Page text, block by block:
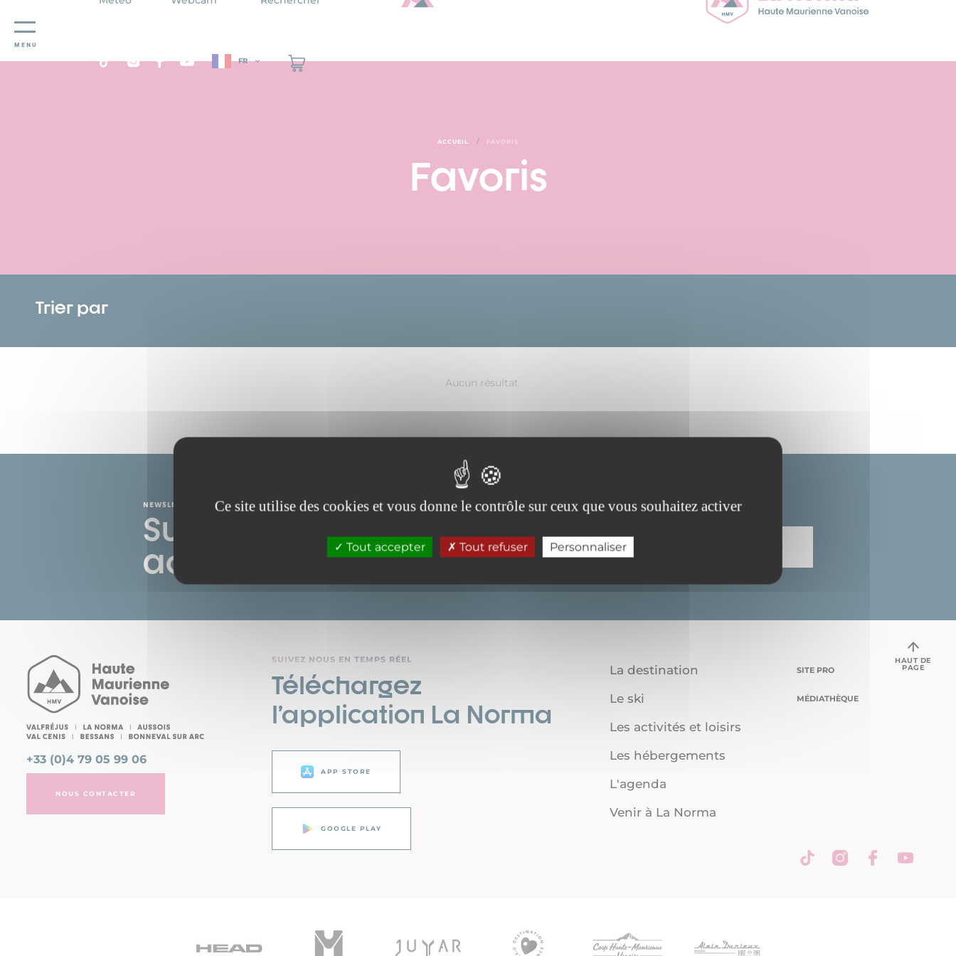
Panneau de gestion des cookies
Ce site utilise des cookies et vous donne le contrôle sur ceux que vous souhaitez activer
Tout accepter Tout refuser Personnaliser
MENU
FR
ACCUEIL / FAVORIS
Favoris
Trier par
Aucun résultat
NEWSLETTER
Suivez toutes nos
actualités
+33 (0)4 79 05 99 06
NOUS CONTACTER
SUIVEZ NOUS EN TEMPS RÉEL
Téléchargez
l’application La Norma
APP STORE
GOOGLE PLAY
La destination
Le ski
Les activités et loisirs
Les hébergements
L'agenda
Venir à La Norma
SITE PRO
MÉDIATHÈQUE
HAUT DE
PAGE